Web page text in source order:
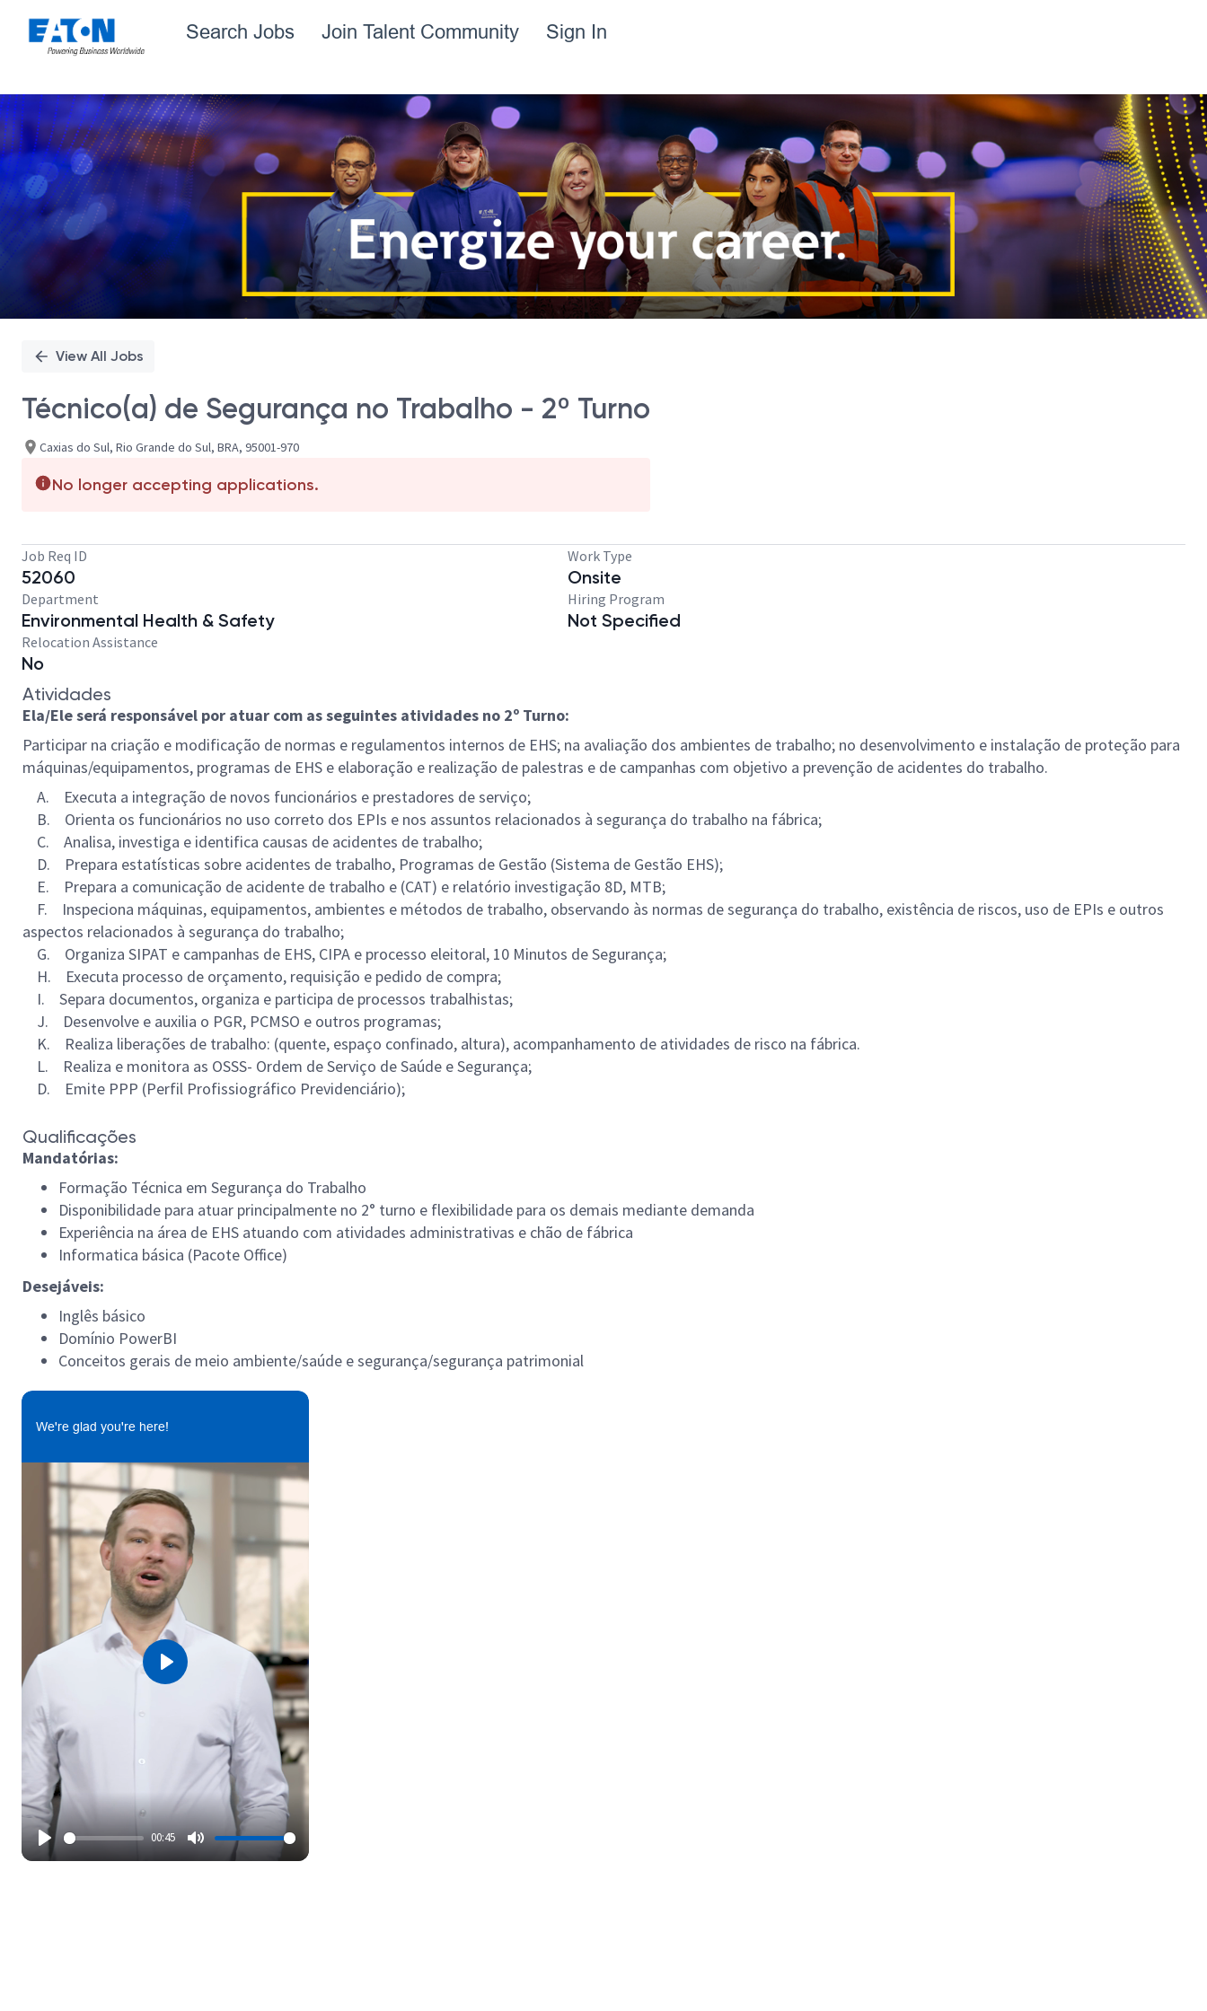
Search Jobs Join Talent Community Sign In
Single
Position
View All Jobs
Técnico(a) de Segurança no Trabalho - 2º Turno
Caxias do Sul, Rio Grande do Sul, BRA, 95001-970
No longer accepting applications.
Job Req ID
52060
Work Type
Onsite
Department
Environmental Health & Safety
Hiring Program
Not Specified
Relocation Assistance
No
Atividades
Ela/Ele será responsável por atuar com as seguintes atividades no 2º Turno:
Participar na criação e modificação de normas e regulamentos internos de EHS; na avaliação dos ambientes de trabalho; no desenvolvimento e instalação de proteção para
máquinas/equipamentos, programas de EHS e elaboração e realização de palestras e de campanhas com objetivo a prevenção de acidentes do trabalho.
A. Executa a integração de novos funcionários e prestadores de serviço;
B. Orienta os funcionários no uso correto dos EPIs e nos assuntos relacionados à segurança do trabalho na fábrica;
C. Analisa, investiga e identifica causas de acidentes de trabalho;
D. Prepara estatísticas sobre acidentes de trabalho, Programas de Gestão (Sistema de Gestão EHS);
E. Prepara a comunicação de acidente de trabalho e (CAT) e relatório investigação 8D, MTB;
F. Inspeciona máquinas, equipamentos, ambientes e métodos de trabalho, observando às normas de segurança do trabalho, existência de riscos, uso de EPIs e outros
aspectos relacionados à segurança do trabalho;
G. Organiza SIPAT e campanhas de EHS, CIPA e processo eleitoral, 10 Minutos de Segurança;
H. Executa processo de orçamento, requisição e pedido de compra;
I. Separa documentos, organiza e participa de processos trabalhistas;
J. Desenvolve e auxilia o PGR, PCMSO e outros programas;
K. Realiza liberações de trabalho: (quente, espaço confinado, altura), acompanhamento de atividades de risco na fábrica.
L. Realiza e monitora as OSSS- Ordem de Serviço de Saúde e Segurança;
D. Emite PPP (Perfil Profissiográfico Previdenciário);
Qualificações
Mandatórias:
Formação Técnica em Segurança do Trabalho
Disponibilidade para atuar principalmente no 2° turno e flexibilidade para os demais mediante demanda
Experiência na área de EHS atuando com atividades administrativas e chão de fábrica
Informatica básica (Pacote Office)
Desejáveis:
Inglês básico
Domínio PowerBI
Conceitos gerais de meio ambiente/saúde e segurança/segurança patrimonial
We're glad you're here!
00:45
Play